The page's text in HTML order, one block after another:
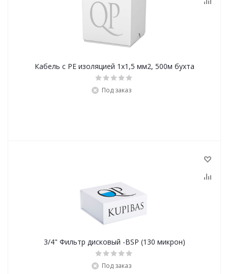
Кабель с PE изоляцией 1х1,5 мм2, 500м бухта
Под заказ
3/4" Фильтр дисковый -BSP (130 микрон)
Под заказ